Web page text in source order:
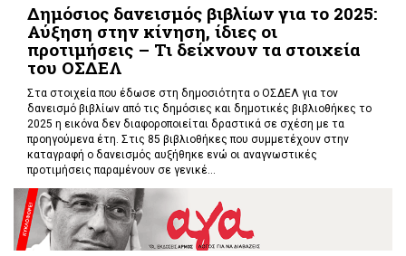
Δημόσιος δανεισμός βιβλίων για το 2025:
Αύξηση στην κίνηση, ίδιες οι
προτιμήσεις – Τι δείχνουν τα στοιχεία
του ΟΣΔΕΛ
Στα στοιχεία που έδωσε στη δημοσιότητα ο ΟΣΔΕΛ για τον
δανεισμό βιβλίων από τις δημόσιες και δημοτικές βιβλιοθήκες το
2025 η εικόνα δεν διαφοροποιείται δραστικά σε σχέση με τα
προηγούμενα έτη. Στις 85 βιβλιοθήκες που συμμετέχουν στην
καταγραφή ο δανεισμός αυξήθηκε ενώ οι αναγνωστικές
προτιμήσεις παραμένουν σε γενικέ...